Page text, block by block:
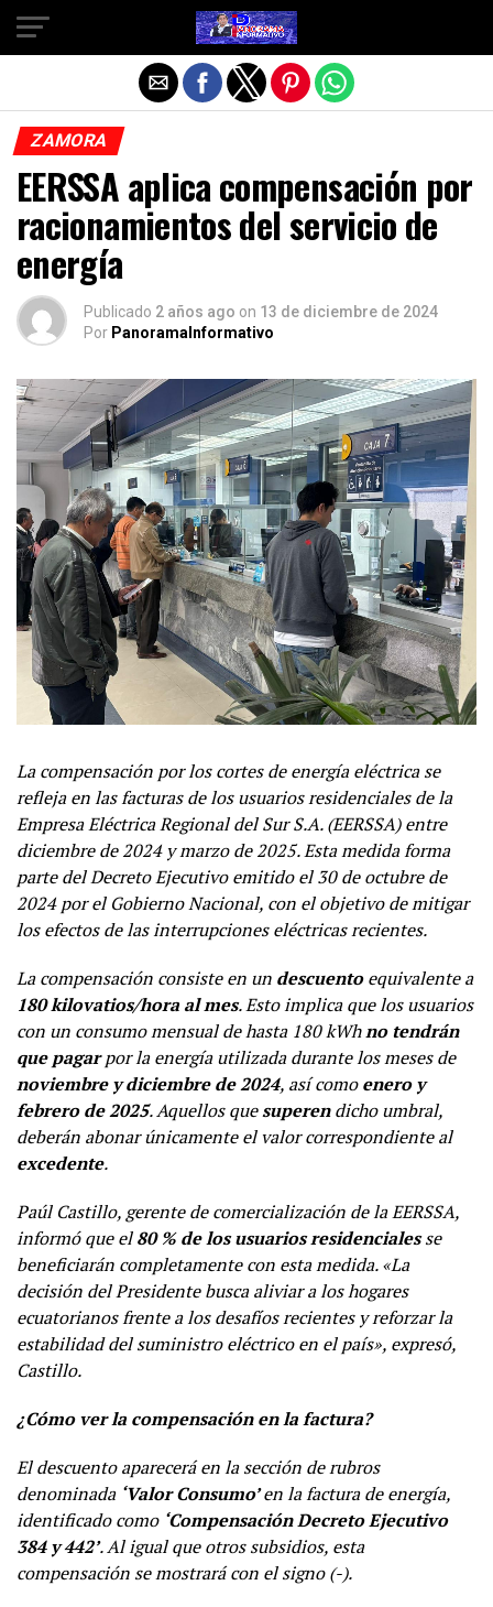
ZAMORA
EERSSA aplica compensación por
racionamientos del servicio de
energía
Publicado 2 años ago on 13 de diciembre de 2024
Por PanoramaInformativo
La compensación por los cortes de energía eléctrica se
refleja en las facturas de los usuarios residenciales de la
Empresa Eléctrica Regional del Sur S.A. (EERSSA) entre
diciembre de 2024 y marzo de 2025. Esta medida forma
parte del Decreto Ejecutivo emitido el 30 de octubre de
2024 por el Gobierno Nacional, con el objetivo de mitigar
los efectos de las interrupciones eléctricas recientes.
La compensación consiste en un descuentoequivalente a
180 kilovatios/hora al mes. Esto implica que los usuarios
con un consumo mensual de hasta 180 kWhno tendrán
que pagarpor la energía utilizada durante los meses de
noviembre y diciembre de 2024, así comoenero y
febrero de 2025. Aquellos quesuperendicho umbral,
deberán abonar únicamente el valor correspondiente al
excedente.
Paúl Castillo, gerente de comercialización de la EERSSA,
informó que el80 % de los usuarios residencialesse
beneficiarán completamente con esta medida. «La
decisión del Presidente busca aliviar a los hogares
ecuatorianos frente a los desafíos recientes y reforzar la
estabilidad del suministro eléctrico en el país», expresó,
Castillo.
¿Cómo ver la compensación en la factura?
El descuento aparecerá en la sección de rubros
denominada ‘Valor Consumo’en la factura de energía,
identificado como ‘Compensación Decreto Ejecutivo
384 y 442’. Al igual que otros subsidios, esta
compensación se mostrará con el signo (-).
Salir de la versión móvil